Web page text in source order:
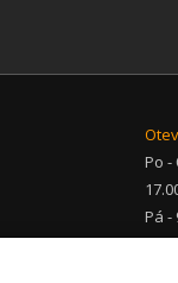
Po -
Pá -
hod